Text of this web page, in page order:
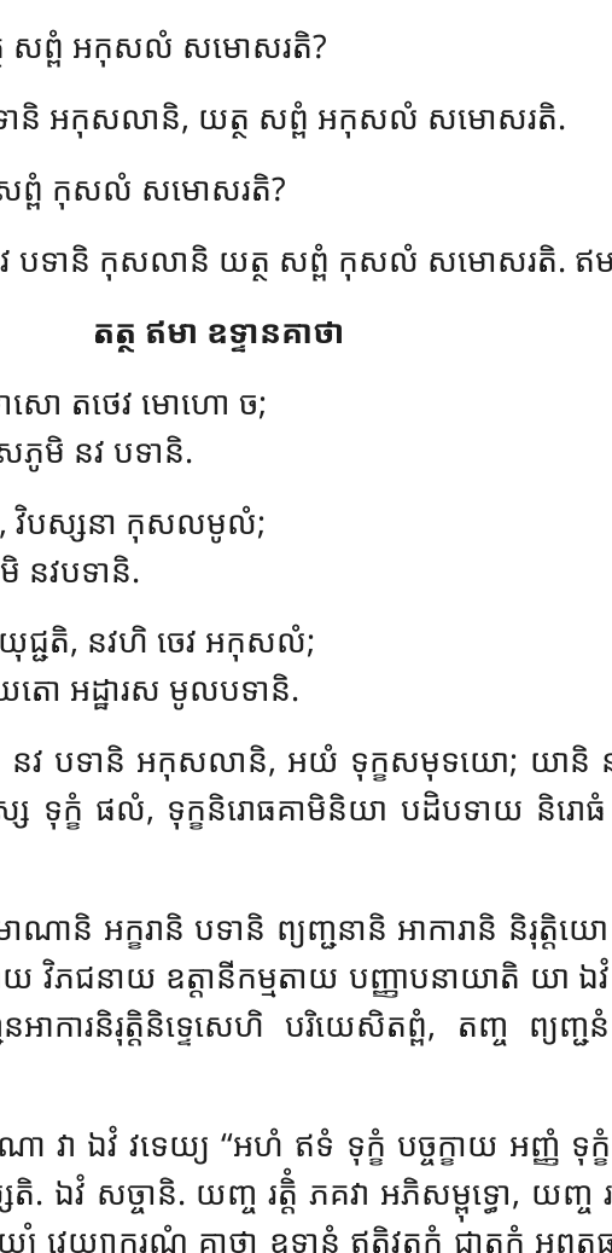
សព្ពំ អកុសលំ សមោសរតិ?
បទានិ អកុសលានិ, យត្ថ សព្ពំ អកុសលំ សមោសរតិ.
ព្ពំ កុសលំ សមោសរតិ?
បទានិ កុសលានិ យត្ថ សព្ពំ កុសលំ សមោសរតិ. ឥម
តត្ថ ឥមា ឧទ្ទានគាថា
សោ តថេវ មោហោ ច;
សភូមិ នវ បទានិ.
វិបស្សនា កុសលមូលំ;
នវបទានិ.
ជតិ, នវហិ ចេវ អកុសលំ;
ោ អដ្ឋារស មូលបទានិ.
នវ បទានិ អកុសលានិ, អយំ ទុក្ខសមុទយោ; យា
ទុក្ខំ ផលំ, ទុក្ខនិរោធគាមិនិយា បដិបទាយ និរោ
ានិ អក្ខរានិ បទានិ ព្យញ្ជនានិ អាការានិ និរុត្តិយ
វិភជនាយ ឧត្តានីកម្មតាយ បញ្ញាបនាយាតិ យា ឯ
ការនិរុត្តិនិទ្ទេសេហិ បរិយេសិតព្ពំ, តញ្ច ព្យញ្ជ
ឯវំ វទេយ្យ ‘‘អហំ ឥទំ ទុក្ខំ បច្ចក្ខាយ អញ្ញំ ទុក្
. ឯវំ សច្ចានិ. យញ្ច រត្តិំ ភគវា អភិសម្ពុទ្ធោ, យញ្ច
វេយ្យាករណំ គាថា ឧទានំ ឥតិវុត្តកំ ជាតកំ អព្ភុតធ